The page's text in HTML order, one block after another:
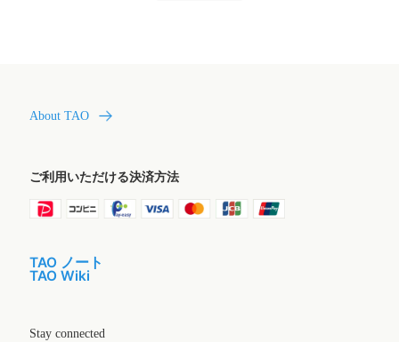
About TAO
ご利用いただける決済方法
TAO ノート
TAO Wiki
Stay connected